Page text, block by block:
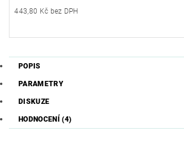
443,80 Kč bez DPH
POPIS
PARAMETRY
DISKUZE
HODNOCENÍ (4)